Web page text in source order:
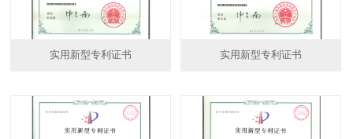
实用新型专利证书 实用新型专利证书